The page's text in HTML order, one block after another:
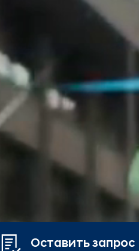
Оставить запрос